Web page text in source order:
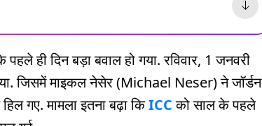
ही दिन बड़ा बवाल हो गया. रविवार, 1 जनवरी
जिसमें माइकल नेसेर (Michael Neser) ने जॉर्डन
गए. मामला इतना बढ़ा किICCको साल के पहले